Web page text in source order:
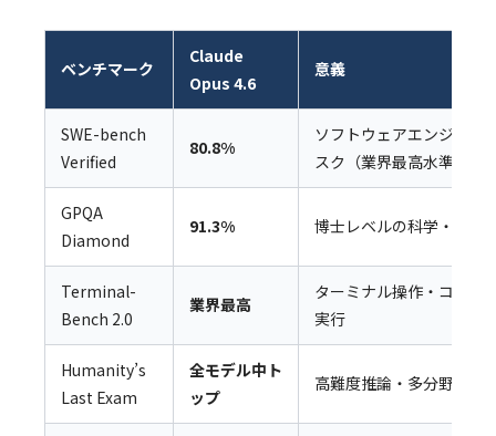
ベンチマーク
Claude
Opus 4.6
意義
SWE-bench
Verified
80.8%
ソフトウェアエンジニア
スク（業界最高水準）
GPQA
Diamond
91.3% 博士レベルの科学・論理
Terminal-
Bench 2.0
業界最高
ターミナル操作・コマン
実行
Humanity’s
Last Exam
全モデル中ト
ップ
高難度推論・多分野横断